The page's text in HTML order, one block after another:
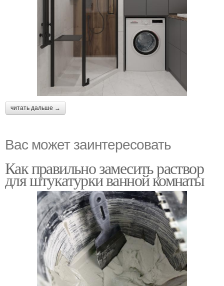
читать дальше →
Вас может заинтересовать
Как правильно замесить раствор
для штукатурки ванной комнаты